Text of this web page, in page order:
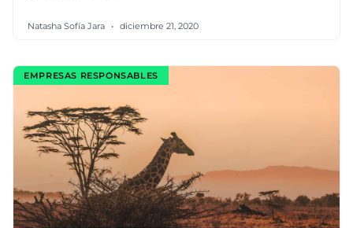
Natasha Sofía Jara diciembre 21, 2020
EMPRESAS RESPONSABLES